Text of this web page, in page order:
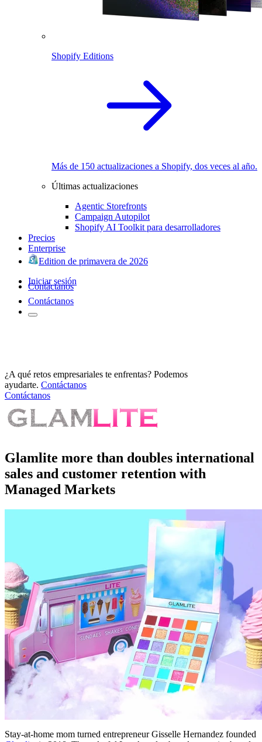
Shopify Editions
Más de 150 actualizaciones a Shopify, dos veces al año.
Últimas actualizaciones
Agentic Storefronts
Campaign Autopilot
Shopify AI Toolkit para desarrolladores
Precios
Enterprise
Edition de primavera de 2026
Iniciar sesión
Contáctanos
Contáctanos
¿A qué retos empresariales te enfrentas? Podemos
ayudarte. Contáctanos
Contáctanos
Glamlite more than doubles international
sales and customer retention with
Managed Markets
Stay-at-home mom turned entrepreneur Gisselle Hernandez founded